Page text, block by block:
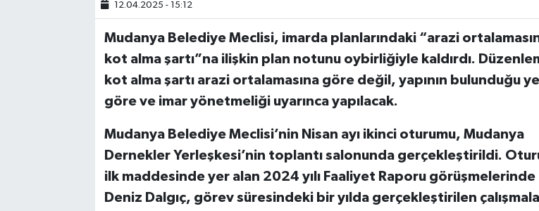
12.04.2025 - 15:12
Mudanya Belediye Meclisi, imarda planlarındaki “arazi
kot alma şartı”na ilişkin plan notunu oybirliğiyle kaldırdı.
kot alma şartı arazi ortalamasına göre değil, yapının bulunduğu
göre ve imar yönetmeliği uyarınca yapılacak.
Mudanya Belediye Meclisi’nin Nisan ayı ikinci oturumu, Mudanya
Dernekler Yerleşkesi’nin toplantı salonunda gerçekleştirildi.
ilk maddesinde yer alan 2024 yılı Faaliyet Raporu görüşmelerinde
Deniz Dalgıç, görev süresindeki bir yılda gerçekleştirilen
Bilim, Teknoloji